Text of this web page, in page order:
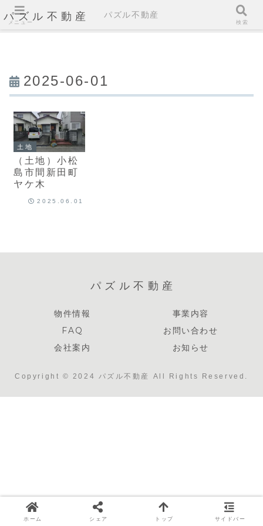
パズル不動産
2025-06-01
土地
（土地）小松
島市間新田町
ヤケ木
2025.06.01
パズル不動産
物件情報
事業内容
FAQ
お問い合わせ
会社案内
お知らせ
Copyright © 2024 パズル不動産 All Rights Reserved.
メニュー
パズル不動産
検索
ホーム シェア トップ サイドバー